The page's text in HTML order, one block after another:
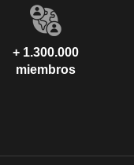
+ 1.300.000
miembros